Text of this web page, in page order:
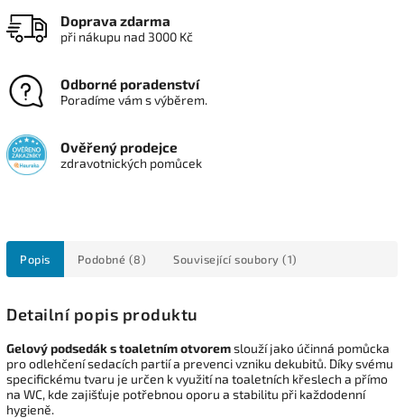
Doprava zdarma
při nákupu nad 3000 Kč
Odborné poradenství
Poradíme vám s výběrem.
Ověřený prodejce
zdravotnických pomůcek
Popis Podobné (8) Související soubory (1)
Detailní popis produktu
Gelový podsedák s toaletním otvoremslouží jako účinná pomůcka
pro odlehčení sedacích partií a prevenci vzniku dekubitů. Díky svému
specifickému tvaru je určen k využití na toaletních křeslech a přímo
na WC, kde zajišťuje potřebnou oporu a stabilitu při každodenní
hygieně.